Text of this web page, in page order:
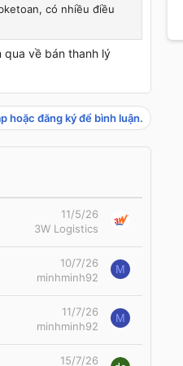
có nhiều điều
qua về bán thanh lý
hoặc đăng ký để bình luận.
11/5/26
3W Logistics
10/7/26
minhminh92
M
11/7/26
minhminh92
M
15/7/26